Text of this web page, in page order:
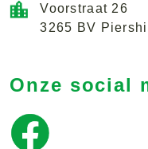
Voorstraat 26
3265 BV Piershil
Onze social